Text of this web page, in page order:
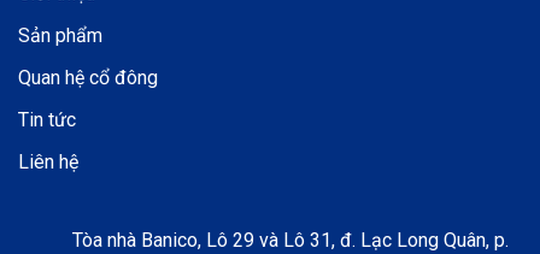
0945765588 để được tư vấn những mặt hàng phù hợp và giá cả tốt
Sản phẩm
Quan hệ cổ đông
Tin tức
Liên hệ
Tòa nhà Banico, Lô 29 và Lô 31, đ. Lạc Long Quân, p.